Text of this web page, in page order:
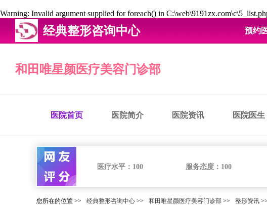
Warning: Invalid argument supplied for foreach() in
经典整形咨询中心 预约
和田唯星颜医疗美容门诊部
医院首页 医院简介 医院资讯 医院医生
医疗水平： 100 服务态度： 100
您所在的位置 >> 经典整形咨询中心 >> 和田唯星颜医疗美容门诊部 >> 整形资讯 >>